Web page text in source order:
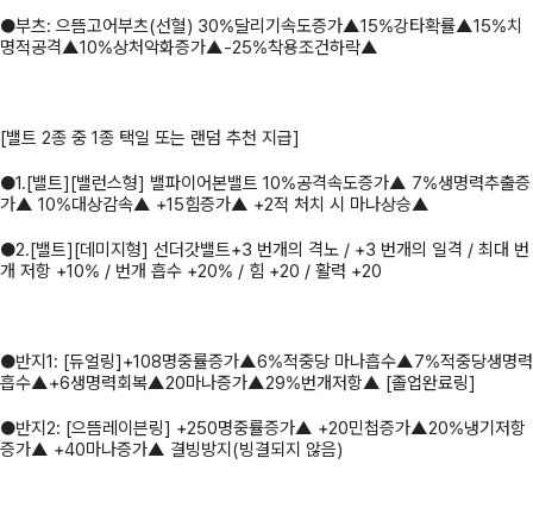
●부츠: 으뜸고어부츠(선혈) 30%달리기속도증가▲15%강타확률▲15%치
명적공격▲10%상처악화증가▲-25%착용조건하락▲
[밸트 2종 중 1종 택일 또는 랜덤 추천 지급]
●1.[밸트][밸런스형] 밸파이어본밸트 10%공격속도증가▲ 7%생명력추출증
가▲ 10%대상감속▲ +15힘증가▲ +2적 처치 시 마나상승▲
●2.[밸트][데미지형] 선더갓밸트+3 번개의 격노 / +3 번개의 일격 / 최대 번
개 저항 +10% / 번개 흡수 +20% / 힘 +20 / 활력 +20
●반지1: [듀얼링]+108명중률증가▲6%적중당 마나흡수▲7%적중당생명력
흡수▲+6생명력회복▲20마나증가▲29%번개저항▲ [졸업완료링]
●반지2: [으뜸레이븐링] +250명중률증가▲ +20민첩증가▲20%냉기저항
증가▲ +40마나증가▲ 결빙방지(빙결되지 않음)